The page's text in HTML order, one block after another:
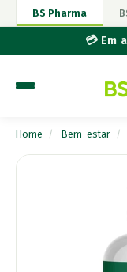
BS Pharma
💳 Em
Home / Bem-estar /